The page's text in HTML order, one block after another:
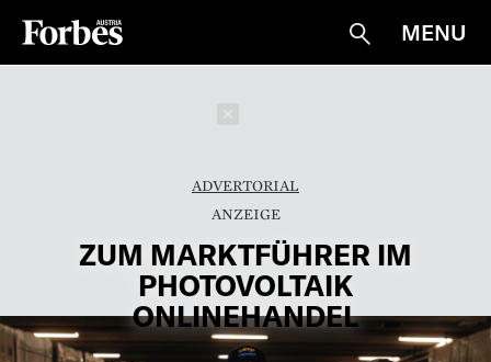
Suche
MENU
ADVERTORIAL
ZUM MARKTFÜHRER IM
PHOTOVOLTAIK
ONLINEHANDEL